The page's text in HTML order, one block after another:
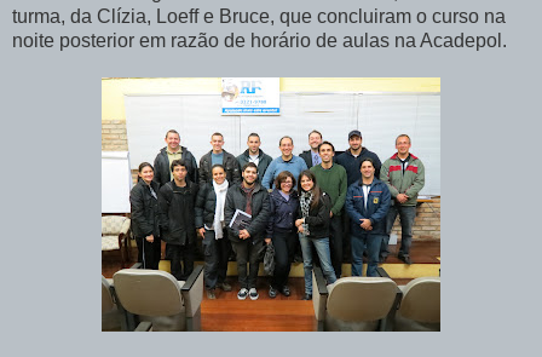
turma, da Clízia, Loeff e Bruce, que concluiram o curso na
noite posterior em razão de horário de aulas na Acadepol.